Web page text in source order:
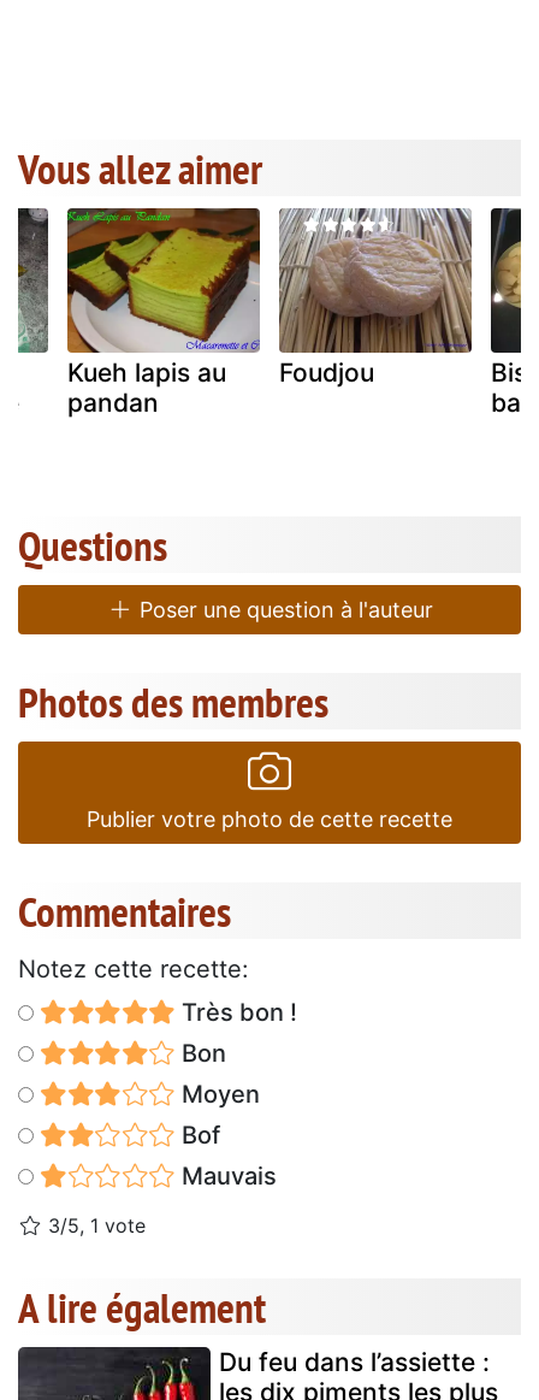
Vous allez aimer
Kueh lapis au
pandan
Foudjou
Questions
Poser une question à l'auteur
Photos des membres
Publier votre photo de cette recette
Commentaires
Notez cette recette:
Très bon !
Bon
Moyen
Bof
Mauvais
3/5, 1 vote
A lire également
Du feu dans l’assiette :
les dix piments les plus